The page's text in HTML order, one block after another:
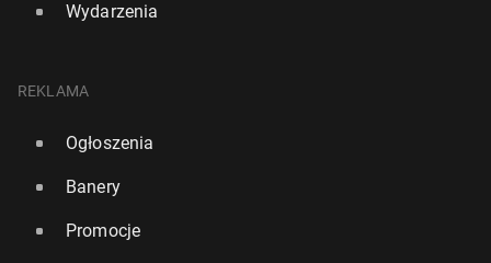
Wydarzenia
REKLAMA
Ogłoszenia
Banery
Promocje